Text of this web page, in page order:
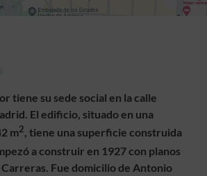
tiene su sede social en la calle
El edificio, situado en una
m2, tiene una superficie construida
a construir en 1927 con planos
Fue domicilio de Antonio